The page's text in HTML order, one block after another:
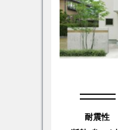
耐震性